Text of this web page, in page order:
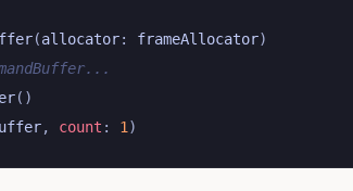
(allocator: frameAllocator)
()
, count : 1)